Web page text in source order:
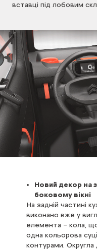
вставці під лобовим
Новий декор на
боковому вікні
На задній частині
виконано вже у
елемента – кола,
одна кольорова
контурами. Округла